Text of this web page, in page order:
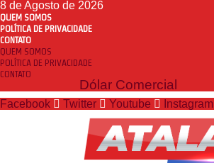
8 de Agosto de 2026
QUEM SOMOS
POLÍTICA DE PRIVACIDADE
CONTATO
QUEM SOMOS
POLÍTICA DE PRIVACIDADE
CONTATO
Dólar Comercial
Facebook Twitter Youtube Instagram